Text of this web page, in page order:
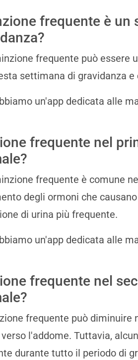
frequente è un
frequente può essere
settimana di gravidanza
un'app dedicata alle
frequente nel
frequente è comune
degli ormoni che
di urina più frequente.
un'app dedicata alle
frequente nel
frequente può diminuire
l'addome. Tuttavia,
durante tutto il periodo di